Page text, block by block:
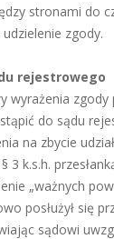
stronami do
zgody.
rejestrowego
wyrażenia zgody
do sądu
na zbycie
3 k.s.h.
„ważnych
posłużył się
sądowi